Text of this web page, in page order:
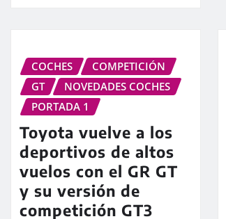
COCHES
COMPETICIÓN
GT
NOVEDADES COCHES
PORTADA 1
Toyota vuelve a los
deportivos de altos
vuelos con el GR GT
y su versión de
competición GT3